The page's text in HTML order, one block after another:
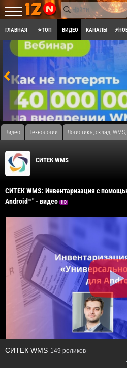
ГЛАВНАЯ ⭐ТОП ВИДЕО КАНАЛЫ
Видео Технологии Логистика, склад,
СИТЕК WMS
СИТЕК WMS: Инвентаризация с
Android™" - видео
HD
СИТЕК WMS 149 роликов